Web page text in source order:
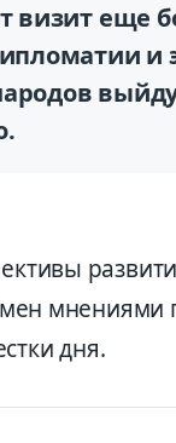
визит еще
и
дня.